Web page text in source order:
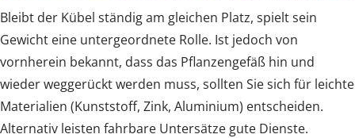
Bleibt der Kübel ständig am gleichen Platz, spielt sein
Gewicht eine untergeordnete Rolle. Ist jedoch von
vornherein bekannt, dass das Pflanzengefäß hin und
wieder weggerückt werden muss, sollten Sie sich für leichte
Materialien (Kunststoff, Zink, Aluminium) entscheiden.
Alternativ leisten fahrbare Untersätze gute Dienste.